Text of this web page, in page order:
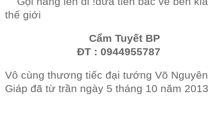
thế giới
Cẩm Tuyết BP
ĐT : 0944955787
Vô cùng thương tiếc đại tướng Võ Nguyên
Giáp đã từ trần ngày 5 tháng 10 năm 2013